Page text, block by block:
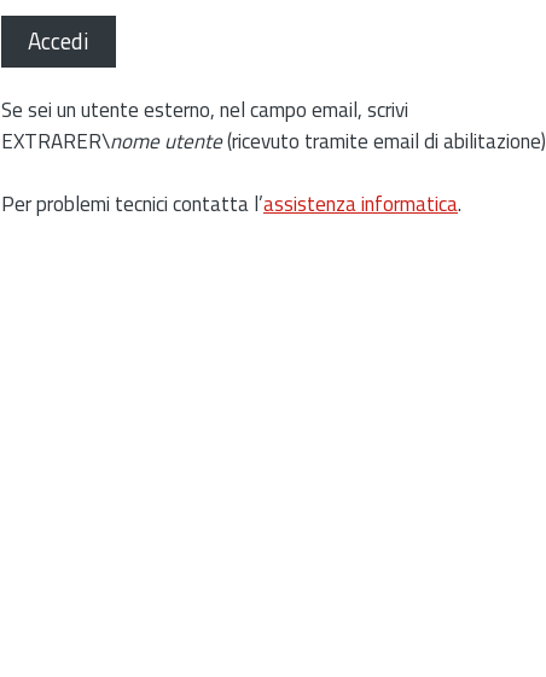
Accedi
Se sei un utente esterno, nel campo email, scrivi
EXTRARER\nome utente(ricevuto tramite email di abilitazione)
Per problemi tecnici contatta l’assistenza informatica.